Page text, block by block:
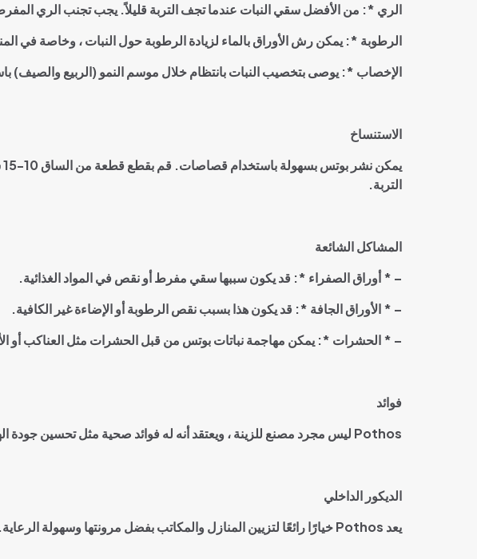
الري *: من الأفضل سقي النبات عندما تجف التربة قليلاً. يجب تجنب الري
الرطوبة *: يمكن رش الأوراق بالماء لزيادة الرطوبة حول النبات ، وخاصة في
الإخصاب *: يوصى بتخصيب النبات بانتظام خلال موسم النمو (الربيع والصيف)
الاستنساخ
التربة.
المشاكل الشائعة
– *أوراق الصفراء *: قد يكون سببها سقي مفرط أو نقص في المواد الغذائية.
– *الأوراق الجافة *: قد يكون هذا بسبب نقص الرطوبة أو الإضاءة غير الكافية.
– *الحشرات *: يمكن مهاجمة نباتات بوتس من قبل الحشرات مثل العناكب أو
فوائد
Pothos ليس مجرد مصنع للزينة ، ويعتقد أنه له فوائد صحية مثل تحسين جودة
الديكور الداخلي
يعد
خيارًا رائعًا لتزيين المنازل والمكاتب بفضل مرونتها وسهولة